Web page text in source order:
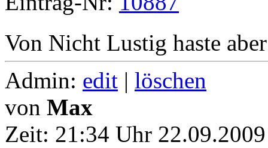
Von Nicht Lustig haste
Admin: edit | löschen
von Max
Zeit: 21:34 Uhr